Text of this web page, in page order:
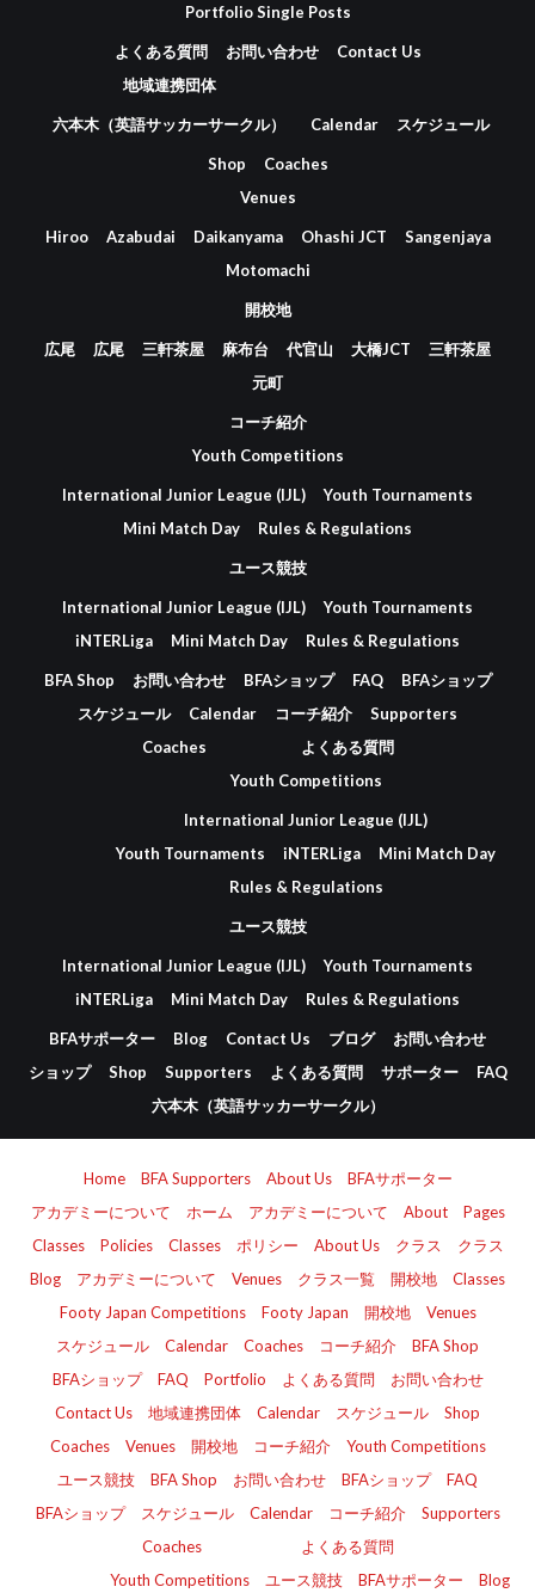
Portfolio Single Posts
よくある質問 お問い合わせ
Contact Us
地域連携団体
六本木（英語サッカーサークル） Calendar スケジュール
Shop
Coaches
Venues
Hiroo Azabudai Daikanyama Ohashi JCT
Sangenjaya
Motomachi
開校地
広尾 広尾 三軒茶屋 麻布台 代官山 大橋JCT
三軒茶屋
元町
コーチ紹介
Youth Competitions
International Junior League (IJL)
Youth Tournaments
Mini Match Day
Rules & Regulations
ユース競技
International Junior League (IJL)
Youth Tournaments
iNTERLiga
Mini Match Day Rules & Regulations
BFA Shop お問い合わせ BFAショップ FAQ
BFAショップ
スケジュール
Calendar コーチ紹介
Supporters
Coaches
よくある質問
Youth Competitions
International Junior League (IJL)
Youth Tournaments
iNTERLiga
Mini Match Day
Rules & Regulations
ユース競技
International Junior League (IJL)
Youth Tournaments
iNTERLiga
Mini Match Day Rules & Regulations
BFAサポーター Blog Contact Us ブログ
お問い合わせ
ショップ
Shop Supporters よくある質問 サポーター
FAQ
六本木（英語サッカーサークル）
Home BFA Supporters About Us
BFAサポーター
アカデミーについて
ホーム アカデミーについて About
Pages
Classes
Policies Classes ポリシー About Us クラス
クラス
Blog
アカデミーについて Venues クラス一覧 開校地
Classes
Footy Japan Competitions
Footy Japan 開校地
Venues
スケジュール
Calendar Coaches コーチ紹介
BFA Shop
BFAショップ
FAQ Portfolio よくある質問
お問い合わせ
Contact Us
地域連携団体 Calendar スケジュール
Shop
Coaches
Venues 開校地 コーチ紹介
Youth Competitions
ユース競技
BFA Shop お問い合わせ BFAショップ
FAQ
BFAショップ
スケジュール Calendar コーチ紹介
Supporters
Coaches
よくある質問
Youth Competitions
ユース競技 BFAサポーター Blog